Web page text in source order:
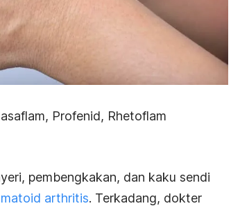
Profenid, Rhetoflam
pembengkakan, dan kaku sendi
arthritis. Terkadang, dokter